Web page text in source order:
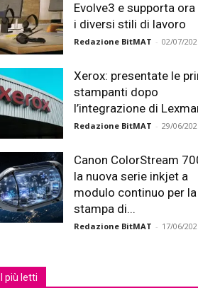
Evolve3 e supporta
i diversi stili di lavoro
Redazione BitMAT - 02/07/
Xerox: presentate le
stampanti dopo
l’integrazione di
Redazione BitMAT - 29/06/
Canon ColorStream
la nuova serie inkjet a
modulo continuo per la
stampa di...
Redazione BitMAT - 17/06/
I più letti